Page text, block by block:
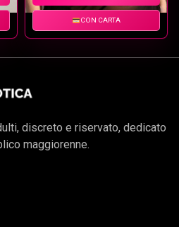
CON CARTA
discreto e riservato, dedicato
maggiorenne.